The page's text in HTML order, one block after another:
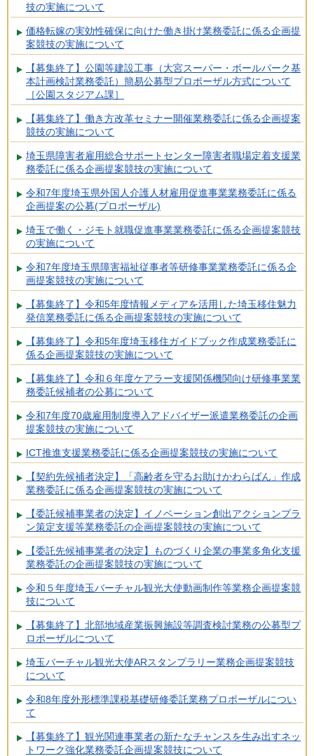
技の実施について
価格転嫁の実効性確保に向けた働き掛け業務委託に係る企画提
案競技の実施について
【募集終了】公園等建設工事（大宮スーパー・ボールパーク基
本計画検討業務委託）簡易公募型プロポーザル方式について
［公園スタジアム課］
【募集終了】働き方改革セミナー開催業務委託に係る企画提案
競技の実施について
埼玉県障害者雇用総合サポートセンター障害者職場定着支援業
務委託に係る企画提案競技の実施について
令和7年度埼玉県外国人介護人材雇用促進事業業務委託に係る
企画提案の公募(プロポーザル)
埼玉で働く・ジモト就職促進事業業務委託に係る企画提案競技
の実施について
令和7年度埼玉県障害福祉従事者等研修事業業務委託に係る企
画提案競技の実施について
【募集終了】令和5年度情報メディアを活用した埼玉移住魅力
発信業務委託に係る企画提案競技の実施について
【募集終了】令和5年度埼玉移住ガイドブック作成業務委託に
係る企画提案競技の実施について
【募集終了】令和６年度ケアラー支援関係機関向け研修事業業
務委託候補者の公募について
令和7年度70歳雇用制度導入アドバイザー派遣業務委託の企画
提案競技の実施について
ICT推進支援業務委託に係る企画提案競技の実施について
【契約先候補者決定】「高齢者を守るお助けかわらばん」作成
業務委託に係る企画提案競技の実施について
【委託候補事業者の決定】イノベーション創出アクションプラ
ン策定支援等業務委託の企画提案競技の実施について
【委託先候補事業者の決定】ものづくり企業の事業多角化支援
業務委託の企画提案競技の実施について
令和５年度埼玉バーチャル観光大使動画制作等業務企画提案競
技について
【募集終了】北部地域産業振興施設等調査検討業務の公募型プ
ロポーザルについて
埼玉バーチャル観光大使ARスタンプラリー業務企画提案競技
について
令和8年度外形標準課税基礎研修委託業務プロポーザルについ
て
【募集終了】観光関連事業者の新たなチャンスを生み出すネッ
トワーク強化業務委託企画提案競技について